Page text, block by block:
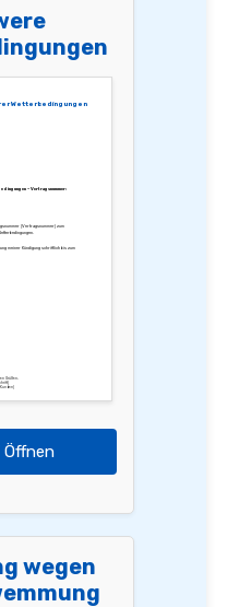
Wetterbedingungen
– Vertragsnummer:
[Vertragsnummer] zum
meiner Kündigung schriftlich bis zum
Grüßen,
Öffnen
wegen